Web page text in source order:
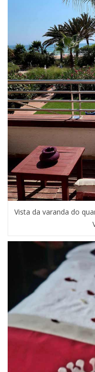
Vista da varanda do